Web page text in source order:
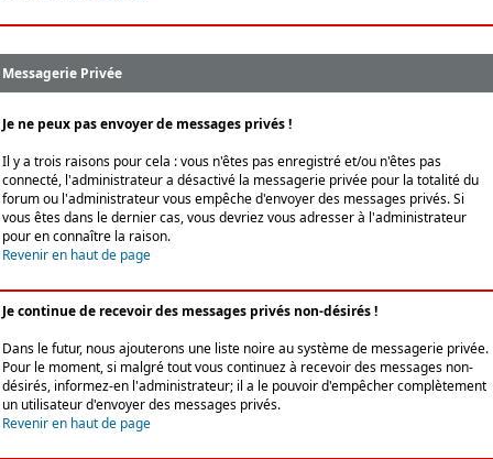
Messagerie Privée
Je ne peux pas envoyer de messages privés !
Il y a trois raisons pour cela : vous n'êtes pas enregistré et/ou n'êtes pas
connecté, l'administrateur a désactivé la messagerie privée pour la totalité du
forum ou l'administrateur vous empêche d'envoyer des messages privés. Si
vous êtes dans le dernier cas, vous devriez vous adresser à l'administrateur
pour en connaître la raison.
Revenir en haut de page
Je continue de recevoir des messages privés non-désirés !
Dans le futur, nous ajouterons une liste noire au système de messagerie privée.
Pour le moment, si malgré tout vous continuez à recevoir des messages non-
désirés, informez-en l'administrateur; il a le pouvoir d'empêcher complètement
un utilisateur d'envoyer des messages privés.
Revenir en haut de page